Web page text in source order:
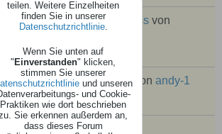
Wichtig: [allgemein] wireless von
Hits
23:13
Wichtig: [allgemein] tools von andy-1
Hits 0 Likes
22:59
Wichtig: [allgemein]
teilen. Weitere Einzelheiten
finden Sie in unserer
Datenschutzrichtlinie.
Wenn Sie unten auf
"Einverstanden" klicken,
stimmen Sie unserer
und unseren
und Cookie-
Praktiken wie dort beschrieben
Sie erkennen außerdem an,
dass dieses Forum